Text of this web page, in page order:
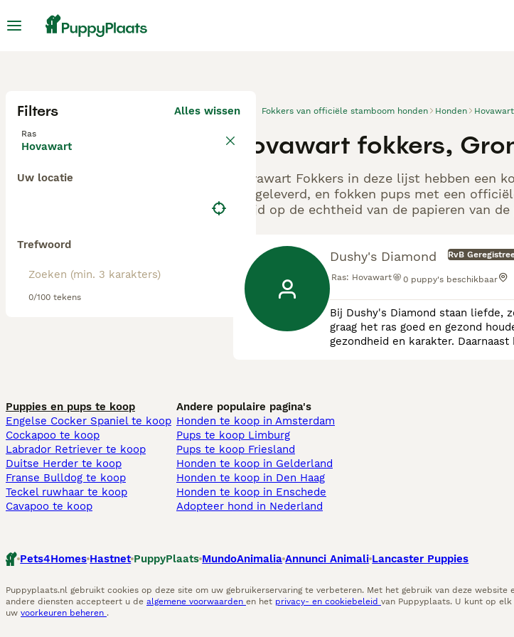
Filters Alles wissen
Ras
Hovawart
Uw locatie
Trefwoord
0/100 tekens
Fokkers van officiële stamboom honden Honden Hovawart
Hovawart fokkers,
Hovawart Fokkers in deze lijst hebben een
aangeleverd, en fokken pups met een
altijd op de echtheid van de papieren van
Dushy's Diamond RvB
Ras: Hovawart 0 puppy's beschikbaar
Bij Dushy's Diamond staan liefde, zorg en
graag het ras goed en gezond
gezondheid en karakter. Daarnaast kijken wij naast de richtlijnen ook naar de honden zelf. Wat laat de hond zien...
Puppies en pups te koop
Engelse Cocker Spaniel te koop
Cockapoo te koop
Labrador Retriever te koop
Duitse Herder te koop
Franse Bulldog te koop
Teckel ruwhaar te koop
Cavapoo te koop
Andere populaire pagina's
Honden te koop in Amsterdam
Pups te koop Limburg​
Pups te koop Friesland​
Honden te koop in Gelderland
Honden te koop in Den Haag
Honden te koop in Enschede
Adopteer hond in Nederland
Pets4Homes Hastnet PuppyPlaats MundoAnimalia Annunci Animali Lancaster Puppies
Puppyplaats.nl gebruikt cookies op deze site om uw gebruikerservaring te verbeteren. Met het gebruik van deze website
andere diensten accepteert u de algemene voorwaarden en het privacy- en cookiebeleid van Puppyplaats. U kunt op
uw voorkeuren beheren .